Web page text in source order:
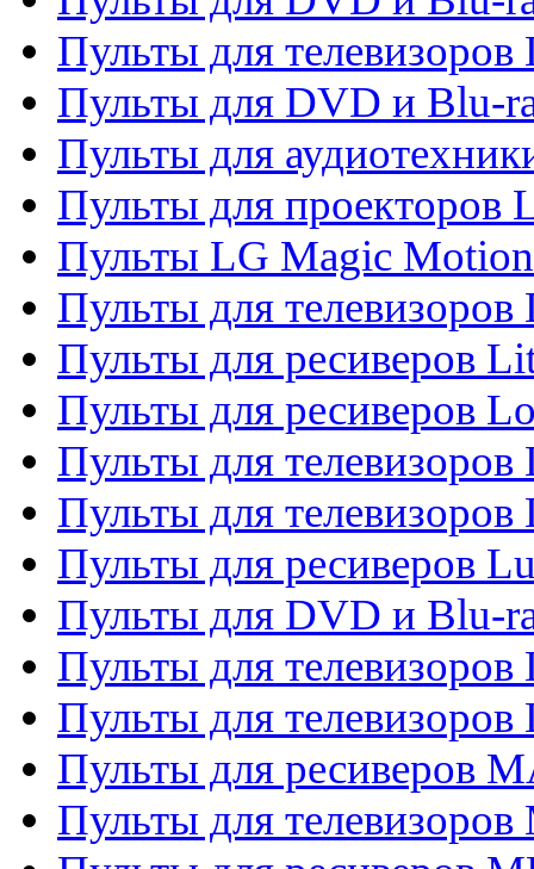
Пульты для телевизоров
Пульты для DVD и Blu-
Пульты для
Пульты для проекторов
Пульты LG Magic Motion
Пульты для
Пульты для ресиверов
Пульты для ресиверов
Пульты для телевизоров
Пульты для
Пульты для ресиверов
Пульты для DVD и Blu-
Пульты для телевизоров
Пульты для телевизоров
Пульты для ресиверов
Пульты для телевизоров